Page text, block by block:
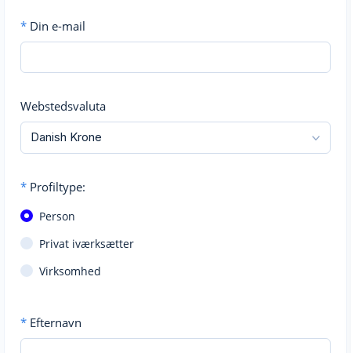
* Din e-mail
Webstedsvaluta
* Profiltype:
Person
Privat iværksætter
Virksomhed
* Efternavn